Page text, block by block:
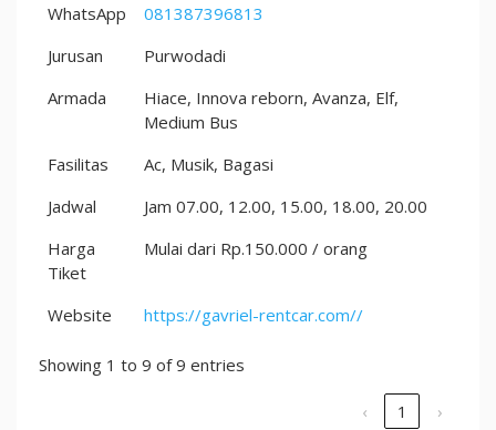
WhatsApp
081387396813
Jurusan
Purwodadi
Armada
Hiace, Innova reborn, Avanza, Elf,
Medium Bus
Fasilitas
Ac, Musik, Bagasi
Jadwal
Jam 07.00, 12.00, 15.00, 18.00, 20.00
Harga
Tiket
Mulai dari Rp.150.000 / orang
Website https://gavriel-rentcar.com//
Showing 1 to 9 of 9 entries
‹ 1 ›